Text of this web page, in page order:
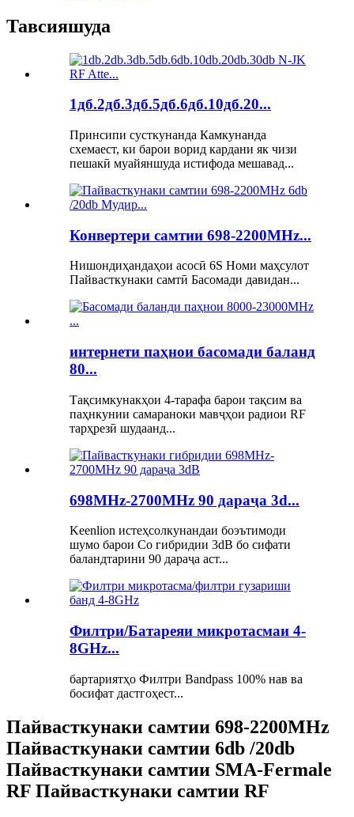
Тавсияшуда
1дб.2дб.3дб.5дб.6дб.10дб.20...
Принсипи сусткунанда Камкунанда
схемаест, ки барои ворид кардани як чизи
пешакӣ муайяншуда истифода мешавад...
Конвертери самтии 698-2200MHz...
Нишондиҳандаҳои асосӣ 6S Номи маҳсулот
Пайвасткунаки самтӣ Басомади давидан...
интернети паҳнои басомади баланд
80...
Тақсимкунакҳои 4-тарафа барои тақсим ва
паҳнкунии самараноки мавҷҳои радиои RF
тарҳрезӣ шудаанд...
698MHz-2700MHz 90 дараҷа 3d...
Keenlion истеҳсолкунандаи боэътимоди
шумо барои Co гибридии 3dB бо сифати
баландтарини 90 дараҷа аст...
Филтри/Батареяи микротасмаи 4-
8GHz...
бартариятҳо Филтри Bandpass 100% нав ва
босифат дастгоҳест...
Пайвасткунаки самтии 698-2200MHz
Пайвасткунаки самтии 6db /20db
Пайвасткунаки самтии SMA-Fermale
RF Пайвасткунаки самтии RF